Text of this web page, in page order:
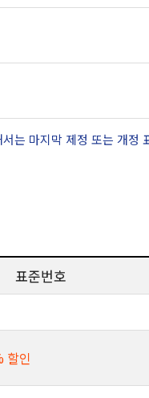
는 마지막 제정 또는 개정
표준번호
할인